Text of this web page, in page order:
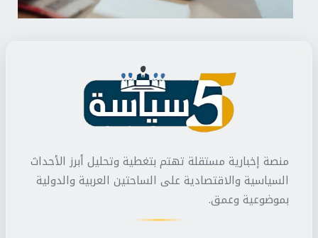
منصة إخبارية مستقلة تهتم بتغطية وتحليل أبرز الأحداث
السياسية والاقتصادية على الساحتين العربية والدولية
بموضوعية وعمق.